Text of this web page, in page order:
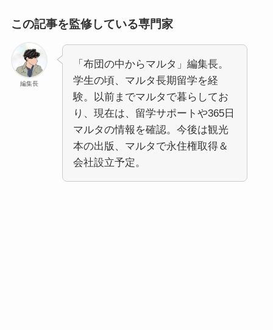
この記事を監修している専門家
編集長
「布団の中からマルタ」編集長。
学生の頃、マルタ長期留学を経
験。以前までマルタで暮らしてお
り、現在は、留学サポートや365日
マルタの情報を確認。今後は観光
本の出版、マルタで永住権取得＆
会社設立予定。